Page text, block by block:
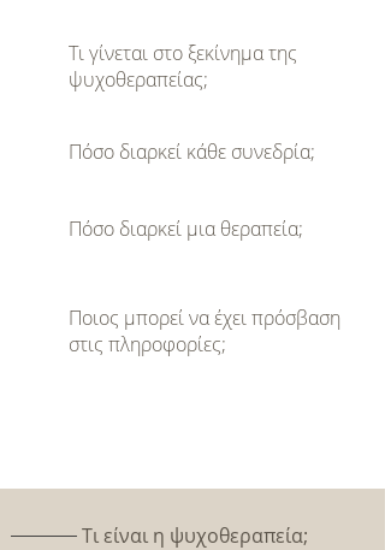
Τι γίνεται στο ξεκίνημα της
ψυχοθεραπείας;
Πόσο διαρκεί κάθε συνεδρία;
Πόσο διαρκεί μια θεραπεία;
Ποιος μπορεί να έχει πρόσβαση
στις πληροφορίες;
Τι είναι η ψυχοθεραπεία;